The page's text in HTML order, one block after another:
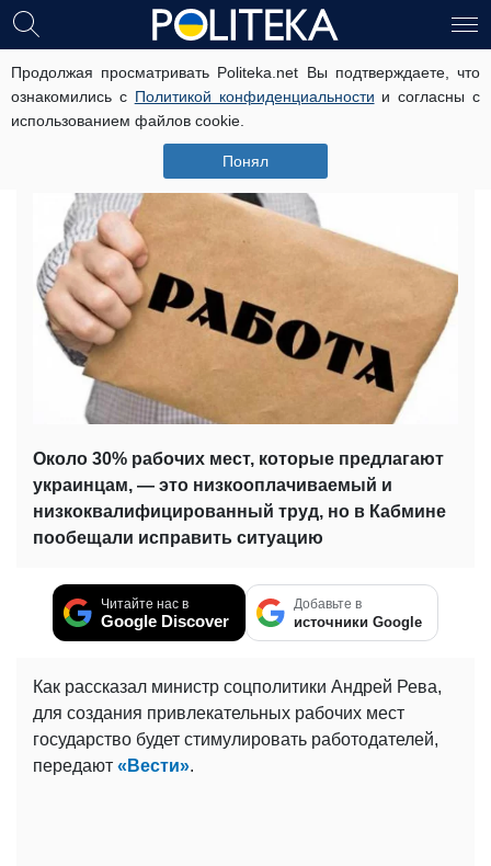
Продолжая просматривать Politeka.net Вы подтверждаете, что
ознакомились с Политикой конфиденциальности и согласны с
использованием файлов cookie.
Понял
Минсоцполитики пообещало
украинцам привлекательные
вакансии
Около 30% рабочих мест, которые предлагают
украинцам, — это низкооплачиваемый и
низкоквалифицированный труд, но в Кабмине
пообещали исправить ситуацию
Читайте нас в
Google Discover
Добавьте в
источники Google
Как рассказал министр соцполитики Андрей Рева,
для создания привлекательных рабочих мест
государство будет стимулировать работодателей,
передают «Вести».